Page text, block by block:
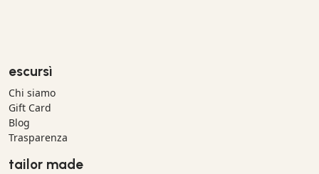
escursì
Chi siamo
Gift Card
Blog
Trasparenza
tailor made